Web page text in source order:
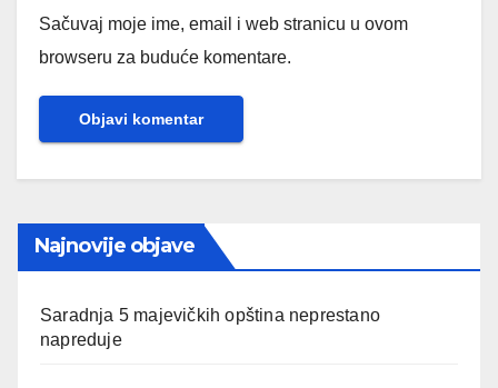
Sačuvaj moje ime, email i web stranicu u ovom
browseru za buduće komentare.
Najnovije objave
Saradnja 5 majevičkih opština neprestano
napreduje